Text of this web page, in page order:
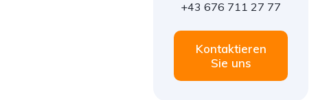
+43 676 711 27 77
Kontaktieren
Sie uns